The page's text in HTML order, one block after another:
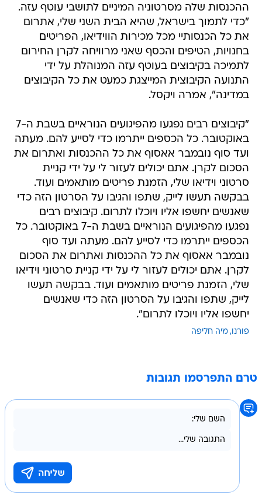
ההכנסות שלה מסרטוניה המיניים לתושבי עוטף עזה.
"כדי לתמוך בישראל, שהיא הבית השני שלי, אתרום
את כל הכנסותיי מכל מכירות הווידיאו, הפריטים
בחנויות, הטיפים והכסף שאני מרוויחה לקרן החירום
לתמיכה בקיבוצים בעוטף עזה המנוהלת על ידי
התנועה הקיבוצית המייצגת כמעט את כל הקיבוצים
במדינה", אמרה ויקסל.
"קיבוצים רבים נפגעו מהפיגועים הנוראיים בשבת ה-7
באוקטובר. כל הכספים ייתרמו כדי לסייע להם. מעתה
ועד סוף נובמבר אאסוף את כל ההכנסות ואתרום את
הסכום לקרן. אתם יכולים לעזור לי על ידי קניית
סרטוני וידיאו שלי, הזמנת פריטים מותאמים ועוד.
בבקשה תעשו לייק, שתפו והגיבו על הסרטון הזה כדי
שאנשים יחשפו אליו ויוכלו לתרום. קיבוצים רבים
נפגעו מהפיגועים הנוראיים בשבת ה-7 באוקטובר. כל
הכספים ייתרמו כדי לסייע להם. מעתה ועד סוף
נובמבר אאסוף את כל ההכנסות ואתרום את הסכום
לקרן. אתם יכולים לעזור לי על ידי קניית סרטוני וידיאו
שלי, הזמנת פריטים מותאמים ועוד. בבקשה תעשו
לייק, שתפו והגיבו על הסרטון הזה כדי שאנשים
יחשפו אליו ויוכלו לתרום".
פורנו מיה חליפה
טרם התפרסמו תגובות